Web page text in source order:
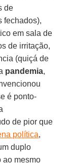
de
fechados),
em sala de
de irritação,
(quiçá de
pandemia,
é ponto-
de pior que
política,
duplo
ao mesmo